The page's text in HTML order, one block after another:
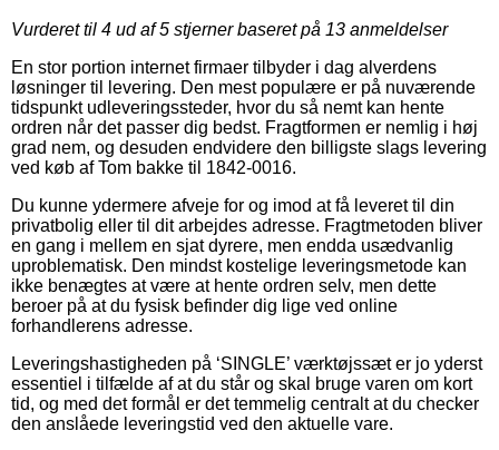
Vurderet til 4 ud af 5 stjerner baseret på 13 anmeldelser
En stor portion internet firmaer tilbyder i dag alverdens
løsninger til levering. Den mest populære er på nuværende
tidspunkt udleveringssteder, hvor du så nemt kan hente
ordren når det passer dig bedst. Fragtformen er nemlig i høj
grad nem, og desuden endvidere den billigste slags levering
ved køb af Tom bakke til 1842-0016.
Du kunne ydermere afveje for og imod at få leveret til din
privatbolig eller til dit arbejdes adresse. Fragtmetoden bliver
en gang i mellem en sjat dyrere, men endda usædvanlig
uproblematisk. Den mindst kostelige leveringsmetode kan
ikke benægtes at være at hente ordren selv, men dette
beroer på at du fysisk befinder dig lige ved online
forhandlerens adresse.
Leveringshastigheden på ‘SINGLE’ værktøjssæt er jo yderst
essentiel i tilfælde af at du står og skal bruge varen om kort
tid, og med det formål er det temmelig centralt at du checker
den anslåede leveringstid ved den aktuelle vare.